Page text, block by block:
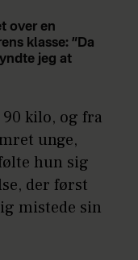
over en
klasse: ”Da
jeg at
90 kilo, og fra
unge,
hun sig
der først
mistede sin